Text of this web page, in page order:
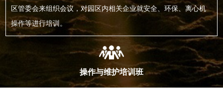
区管委会来组织会议，对园区内相关企业就安全、环保、离心机
操作等进行培训。
操作与维护培训班